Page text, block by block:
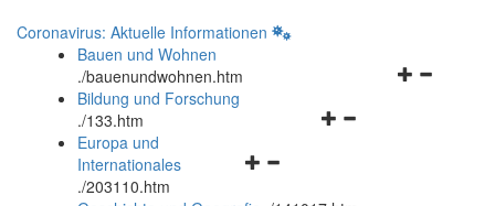
Coronavirus: Aktuelle Informationen
Bauen und Wohnen
./bauenundwohnen.htm
Navigationsmenü
Bildung und Forschung
./133.htm
Navigationsmenü
Europa und
Internationales
./203110.htm